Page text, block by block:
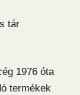
tár
1976 óta
termékek